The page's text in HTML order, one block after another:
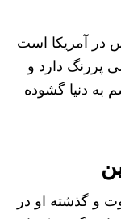
در آمریکا است
پررنگ دارد و
ماه آوریل سال 1982 چشم به دنیا گشوده
و گذشته او در